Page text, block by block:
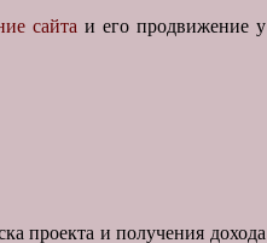
сайта и его продвижение у
проекта и получения дохода